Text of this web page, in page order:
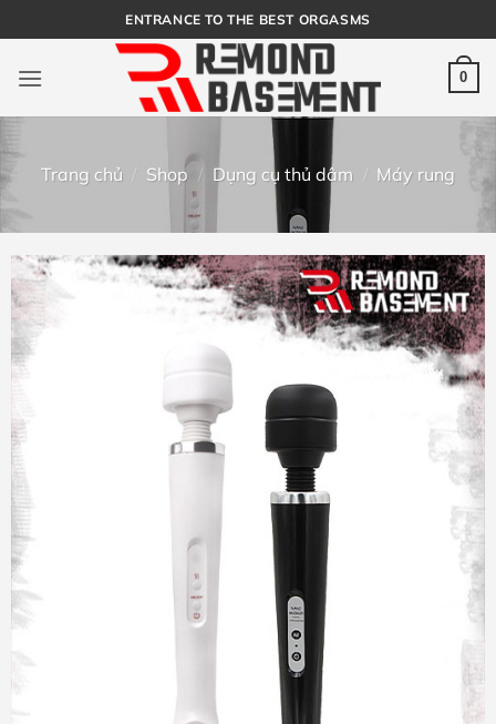
qua
nội
ENTRANCE TO THE BEST ORGASMS
0
Trang chủ / Shop / Dụng cụ thủ dâm / Máy rung